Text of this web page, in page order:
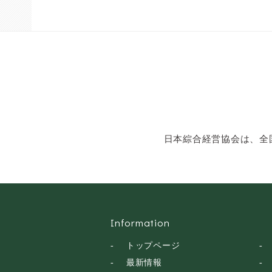
日本綜合経営協会は、
Information
トップページ
最新情報